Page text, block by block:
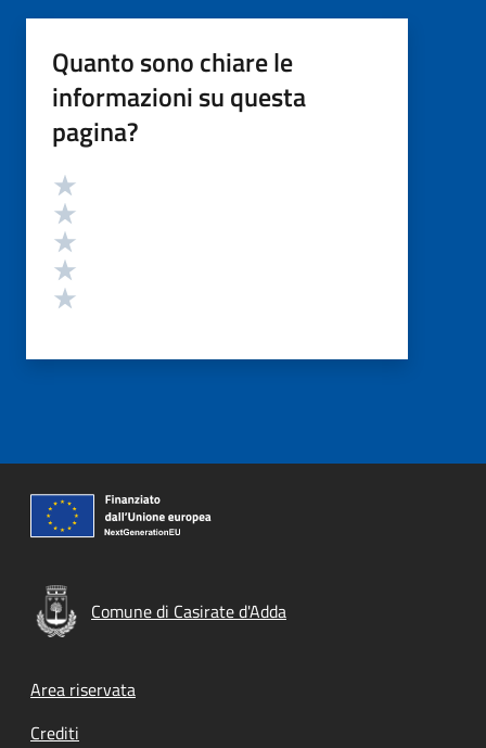
Quanto sono chiare le
informazioni su questa
pagina?
Valutazione
Comune di Casirate d'Adda
Footer menu
Area riservata
Crediti